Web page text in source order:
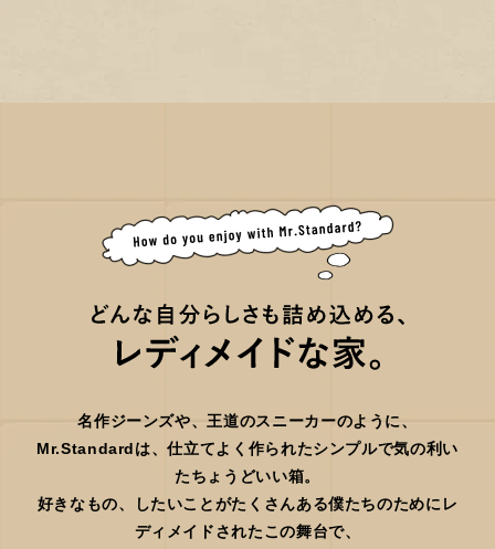
名作ジーンズや、王道のスニーカーのように、
Mr.Standardは、仕立てよく作られたシンプルで気の利い
たちょうどいい箱。
好きなもの、したいことがたくさんある僕たちのためにレ
ディメイドされたこの舞台で、